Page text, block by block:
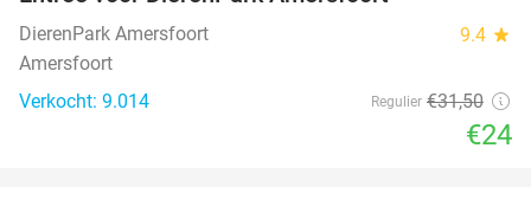
DierenPark Amersfoort 9.4 star
Amersfoort
Verkocht: 9.014
Regulier €31,50
€24